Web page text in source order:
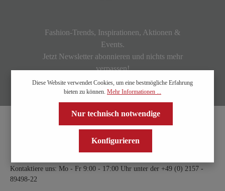
Fashion-Trends, Inspirationen, Aktionen &
Events.
Jetzt Newsletter abonnieren und nichts mehr
verpassen!
Kontaktiere uns: Mo - Fr 9:00 - 17:00 Uhr unter der +49 (0) 2157 -
89498-22
Diese Website verwendet Cookies, um eine bestmögliche Erfahrung
bieten zu können. Mehr Informationen ...
Nur technisch notwendige
Konfigurieren